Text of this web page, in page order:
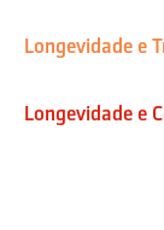
Longevidade e
Longevidade e